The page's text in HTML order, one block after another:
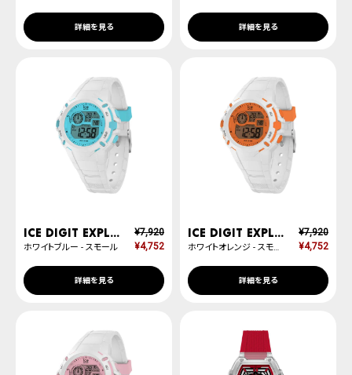
詳細を見る 詳細を見る
ICE digit explorer
ホワイトブルー - スモール
¥7,920
¥4,752
詳細を見る
ICE digit explorer
ホワイトオレンジ - スモール
¥7,920
¥4,752
詳細を見る